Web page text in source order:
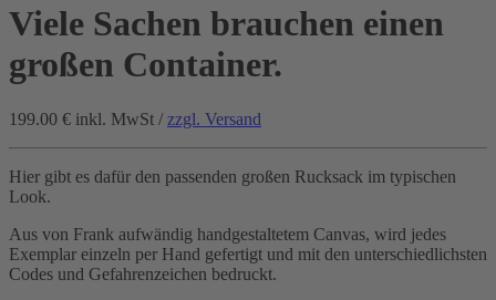
Viele Sachen brauchen einen
großen Container.
199.00 € inkl. MwSt / zzgl. Versand
Hier gibt es dafür den passenden großen Rucksack im typischen
Look.
Aus von Frank aufwändig handgestaltetem Canvas, wird jedes
Exemplar einzeln per Hand gefertigt und mit den unterschiedlichsten
Codes und Gefahrenzeichen bedruckt.